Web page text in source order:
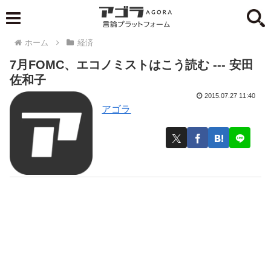
ホーム 経済
7月FOMC、エコノミストはこう読む --- 安田
佐和子
アゴラ
2015.07.27 11:40